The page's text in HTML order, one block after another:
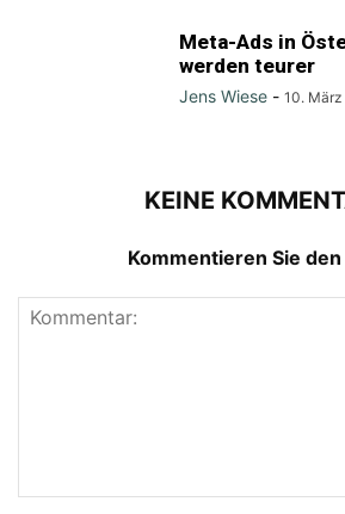
Meta-Ads in
werden teurer
Jens Wiese - 10.
KEINE
Kommentieren Sie